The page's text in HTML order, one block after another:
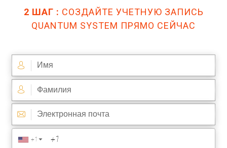
2 ШАГ : СОЗДАЙТЕ УЧЕТНУЮ ЗАПИСЬ
QUANTUM SYSTEM ПРЯМО СЕЙЧАС